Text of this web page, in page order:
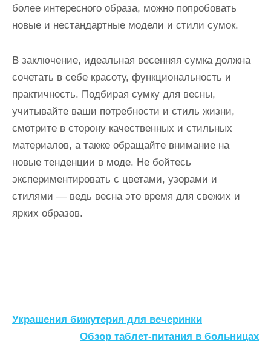
более интересного образа, можно попробовать
новые и нестандартные модели и стили сумок.
В заключение, идеальная весенняя сумка должна
сочетать в себе красоту, функциональность и
практичность. Подбирая сумку для весны,
учитывайте ваши потребности и стиль жизни,
смотрите в сторону качественных и стильных
материалов, а также обращайте внимание на
новые тенденции в моде. Не бойтесь
экспериментировать с цветами, узорами и
стилями — ведь весна это время для свежих и
ярких образов.
Н
Украшения бижутерия для вечеринки
Обзор таблет-питания в больницах